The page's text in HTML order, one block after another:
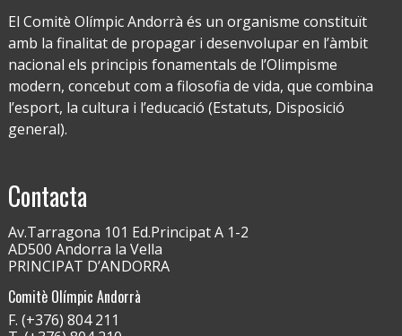
El Comitè Olímpic Andorrà és un organisme constituït
amb la finalitat de propagar i desenvolupar en l’àmbit
nacional els principis fonamentals de l’Olimpisme
modern, concebut com a filosofia de vida, que combina
l’esport, la cultura i l’educació (Estatuts, Disposició
general).
Contacta
Av.Tarragona 101 Ed.Principat A 1-2
AD500 Andorra la Vella
PRINCIPAT D’ANDORRA
Comitè Olímpic Andorrà
F. (+376) 804 211